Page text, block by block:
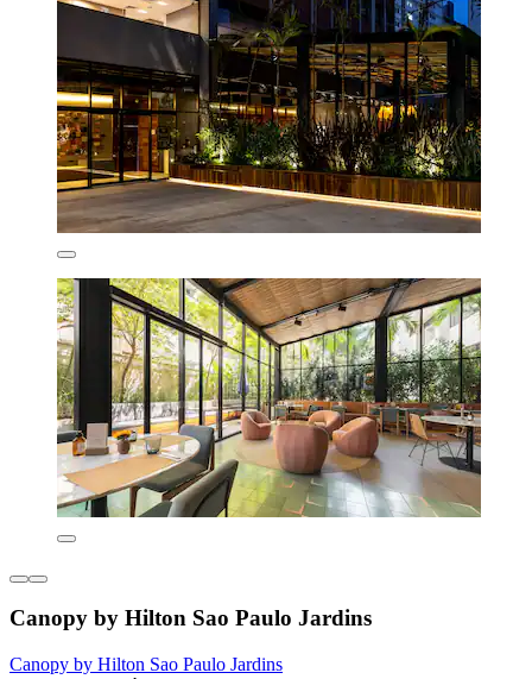
Canopy by Hilton Sao Paulo Jardins
Canopy by Hilton Sao Paulo Jardins